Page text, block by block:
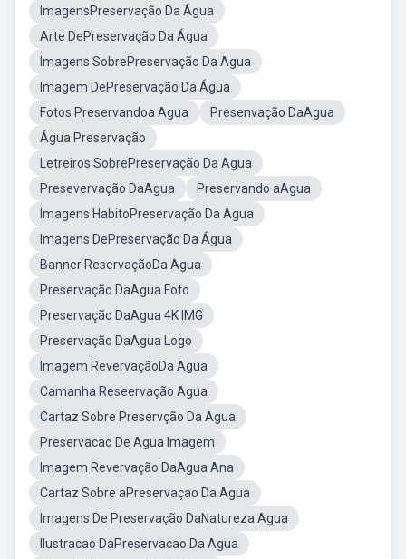
ImagensPreservação Da Água
Arte DePreservação Da Água
Imagens SobrePreservação Da Agua
Imagem DePreservação Da Água
Fotos Preservandoa Agua
Presenvação DaAgua
Água Preservação
Letreiros SobrePreservação Da Agua
Presevervação DaAgua
Preservando aAgua
Imagens HabitoPreservação Da Agua
Imagens DePreservação Da Água
Banner ReservaçãoDa Agua
Preservação DaAgua Foto
Preservação DaAgua 4K IMG
Preservação DaAgua Logo
Imagem RevervaçãoDa Agua
Camanha Reseervação Agua
Cartaz Sobre Preservção Da Agua
Preservacao De Agua Imagem
Imagem Revervação DaAgua Ana
Cartaz Sobre aPreservaçao Da Agua
Imagens De Preservação DaNatureza Agua
Ilustracao DaPreservacao Da Agua